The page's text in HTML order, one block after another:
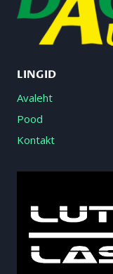
LINGID
Avaleht
Pood
Kontakt